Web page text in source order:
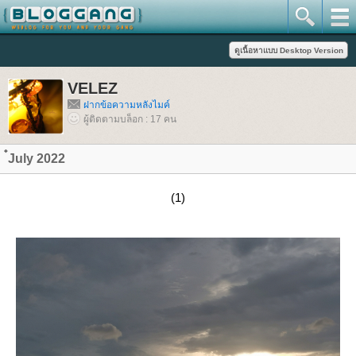
VELEZ
ฝากข้อความหลังไมค์
ผู้ติดตามบล็อก : 17 คน
๋July 2022
(1)